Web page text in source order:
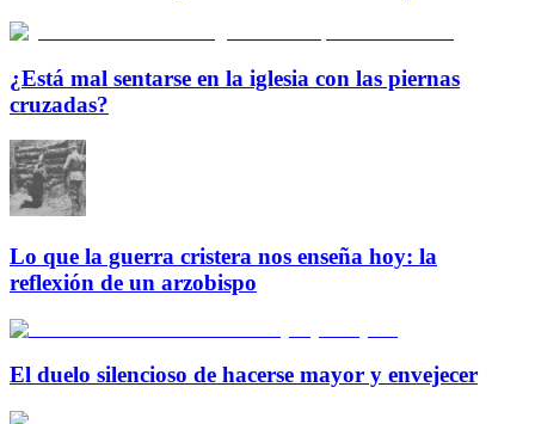
¿Está mal sentarse en la iglesia con las piernas
cruzadas?
Lo que la guerra cristera nos enseña hoy: la
reflexión de un arzobispo
El duelo silencioso de hacerse mayor y envejecer